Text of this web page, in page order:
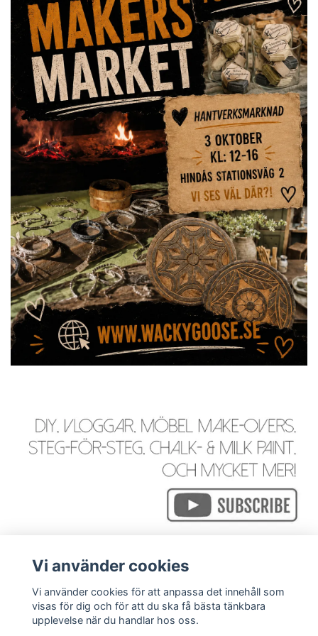
Läs mer
Vi använder cookies
Vi använder cookies för att anpassa det innehåll som
visas för dig och för att du ska få bästa tänkbara
upplevelse när du handlar hos oss.